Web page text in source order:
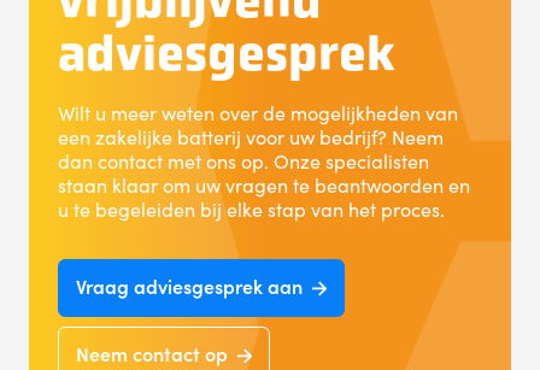
adviesgesprek
Wilt u meer weten over de mogelijkheden van
een zakelijke batterij voor uw bedrijf? Neem
dan contact met ons op. Onze specialisten
staan klaar om uw vragen te beantwoorden en
u te begeleiden bij elke stap van het proces.
Vraag adviesgesprek aan
Neem contact op